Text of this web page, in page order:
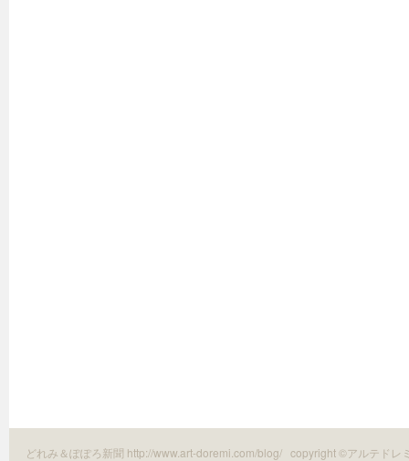
どれみ＆ぽぽろ新聞 http://www.art-doremi.com/blog/ copyright ©アルテドレ